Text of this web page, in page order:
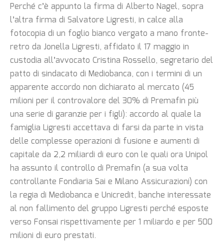
Perché c’è appunto la firma di Alberto Nagel, sopra
l’altra firma di Salvatore Ligresti, in calce alla
fotocopia di un foglio bianco vergato a mano fronte-
retro da Jonella Ligresti, affidato il 17 maggio in
custodia all’avvocato Cristina Rossello, segretario del
patto di sindacato di Mediobanca, con i termini di un
apparente accordo non dichiarato al mercato (45
milioni per il controvalore del 30% di Premafin più
una serie di garanzie per i figli): accordo al quale la
famiglia Ligresti accettava di farsi da parte in vista
delle complesse operazioni di fusione e aumenti di
capitale da 2,2 miliardi di euro con le quali ora Unipol
ha assunto il controllo di Premafin (a sua volta
controllante Fondiaria Sai e Milano Assicurazioni) con
la regia di Mediobanca e Unicredit, banche interessate
al non fallimento del gruppo Ligresti perché esposte
verso Fonsai rispettivamente per 1 miliardo e per 500
milioni di euro prestati.